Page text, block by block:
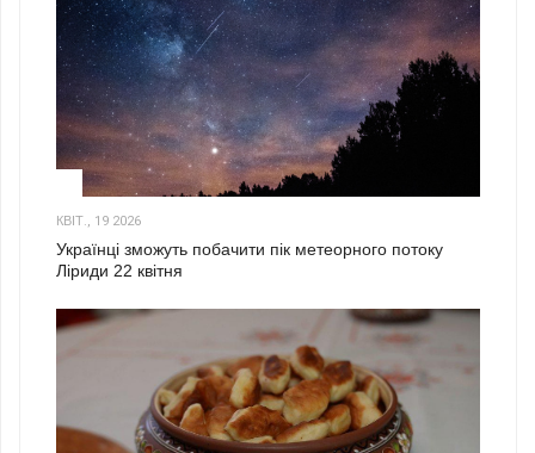
КВІТ., 19 2026
Українці зможуть побачити пік метеорного потоку
Ліриди 22 квітня